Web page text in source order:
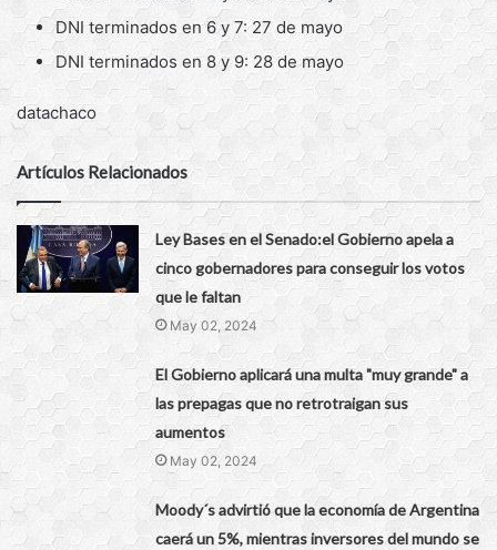
DNI terminados en 6 y 7: 27 de mayo
DNI terminados en 8 y 9: 28 de mayo
datachaco
Artículos Relacionados
Ley Bases en el Senado:el Gobierno apela a
cinco gobernadores para conseguir los votos
que le faltan
May 02, 2024
El Gobierno aplicará una multa "muy grande" a
las prepagas que no retrotraigan sus
aumentos
May 02, 2024
Moody´s advirtió que la economía de Argentina
caerá un 5%, mientras inversores del mundo se